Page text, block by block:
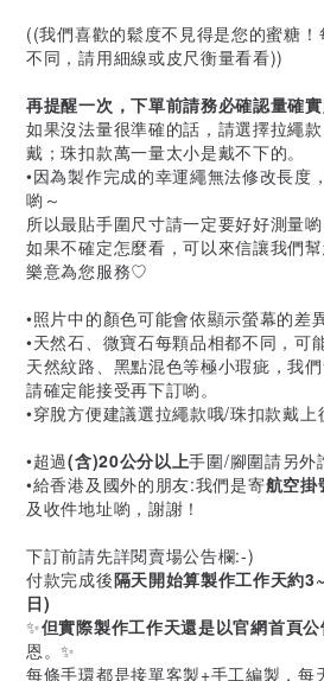
((我們喜歡的鬆度不見得是您的蜜糖
不同，請用細線或皮尺衡量看看))
再提醒一次，下單前請務必確認量確
如果沒法量很準確的話，請選擇拉繩
戴；珠扣款萬一量太小是戴不下的。
•因為製作完成的幸運繩無法修改長度
喲～
所以最貼手圍尺寸請一定要好好測量喲
如果不確定怎麼看，可以來信讓我們
樂意為您服務♡
•照片中的顏色可能會依顯示螢幕的差
•天然石、微寶石每顆品相都不同，可
天然紋路、黑點混色等極小瑕疵，我
請確定能接受再下訂喲。
•穿脫方便建議選拉繩款哦/珠扣款戴
•超過(含)20公分以上手圍/腳圍請另外
•給香港及國外的朋友:我們是寄航空掛
及收件地址喲，謝謝！
下訂前請先詳閱賣場公告欄:-)
付款完成後隔天開始算製作工作天約
日)
✨但實際製作工作天還是以官網首頁
恩。✨
每條手環都是接單客製+手工編製，每